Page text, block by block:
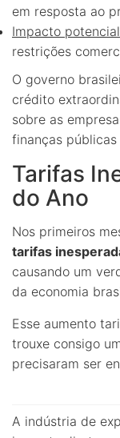
em resposta ao
Impacto potencial
restrições
O governo
crédito
sobre as
finanças
Tarifas
do Ano
Nos primeiros
tarifas
causando um
da economia
Esse aumento
trouxe consigo
precisaram ser
A indústria de